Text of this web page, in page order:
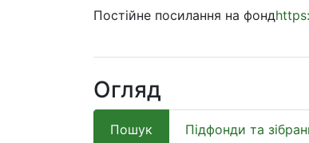
Постійне посилання на фонд
Огляд
Пошук Підфонди та